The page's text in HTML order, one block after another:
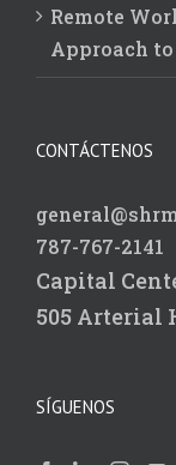
Remote
Approach
CONTÁCTENOS
787-767-2141
Capital
505 Arterial
SÍGUENOS